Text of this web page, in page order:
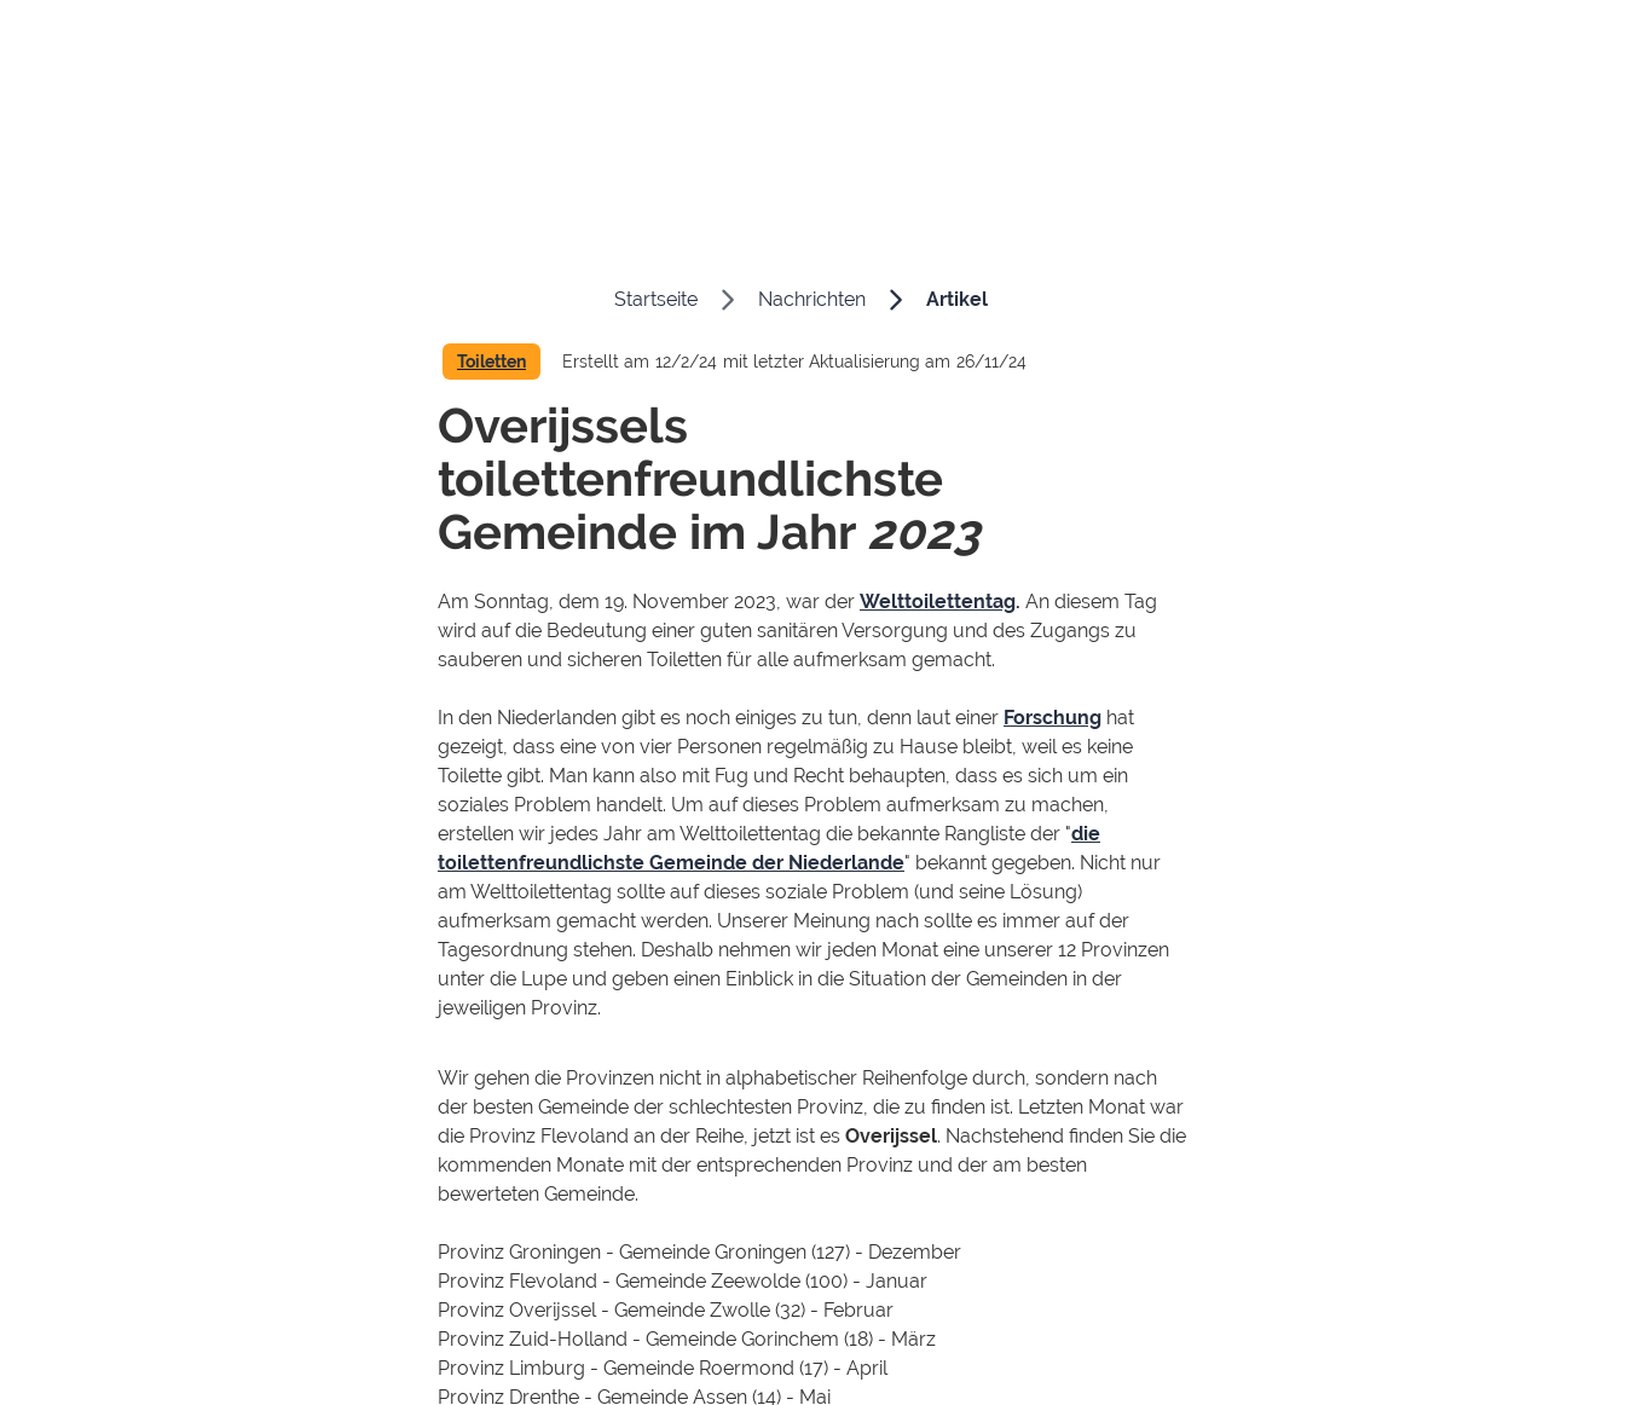
Startseite Nachrichten Artikel
Toiletten Erstellt am 12/2/24 mit letzter Aktualisierung am 26/11/24
Overijssels
toilettenfreundlichste
Gemeinde im Jahr 2023‍
Am Sonntag, dem 19. November 2023, war der Welttoilettentag. An diesem Tag
wird auf die Bedeutung einer guten sanitären Versorgung und des Zugangs zu
sauberen und sicheren Toiletten für alle aufmerksam gemacht.
In den Niederlanden gibt es noch einiges zu tun, denn laut einer Forschung hat
gezeigt, dass eine von vier Personen regelmäßig zu Hause bleibt, weil es keine
Toilette gibt. Man kann also mit Fug und Recht behaupten, dass es sich um ein
soziales Problem handelt. Um auf dieses Problem aufmerksam zu machen,
erstellen wir jedes Jahr am Welttoilettentag die bekannte Rangliste der "die
toilettenfreundlichste Gemeinde der Niederlande" bekannt gegeben. Nicht nur
am Welttoilettentag sollte auf dieses soziale Problem (und seine Lösung)
aufmerksam gemacht werden. Unserer Meinung nach sollte es immer auf der
Tagesordnung stehen. Deshalb nehmen wir jeden Monat eine unserer 12 Provinzen
unter die Lupe und geben einen Einblick in die Situation der Gemeinden in der
jeweiligen Provinz.
Wir gehen die Provinzen nicht in alphabetischer Reihenfolge durch, sondern nach
der besten Gemeinde der schlechtesten Provinz, die zu finden ist. Letzten Monat war
die Provinz Flevoland an der Reihe, jetzt ist es Overijssel. Nachstehend finden Sie die
kommenden Monate mit der entsprechenden Provinz und der am besten
bewerteten Gemeinde.
Provinz Groningen - Gemeinde Groningen (127) - Dezember
Provinz Flevoland - Gemeinde Zeewolde (100) - Januar
Provinz Overijssel - Gemeinde Zwolle (32) - Februar
Provinz Zuid-Holland - Gemeinde Gorinchem (18) - März
Provinz Limburg - Gemeinde Roermond (17) - April
Provinz Drenthe - Gemeinde Assen (14) - Mai